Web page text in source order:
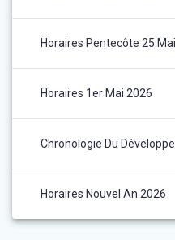
Horaires Pentecôte 25
Horaires 1er Mai 2026
Chronologie Du
Horaires Nouvel An 2026